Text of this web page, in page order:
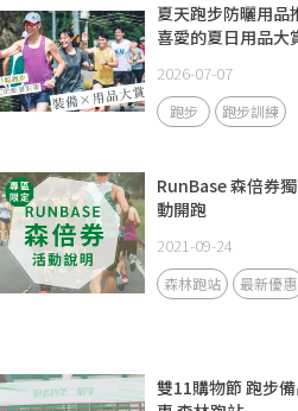
夏天跑步防曬用品
喜愛的夏日用品大
2026-07-07
跑步 跑步訓練
RunBase 森倍券
動開跑
2021-09-24
森林跑站 最新優惠
雙11購物節 跑步